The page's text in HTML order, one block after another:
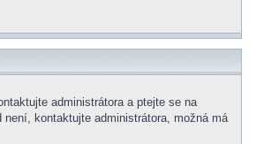
administrátora a ptejte se na
kontaktujte administrátora, možná má